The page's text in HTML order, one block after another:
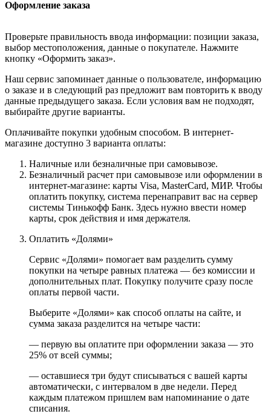
Оформление заказа
Проверьте правильность ввода информации: позиции заказа,
выбор местоположения, данные о покупателе. Нажмите
кнопку «Оформить заказ».
Наш сервис запоминает данные о пользователе, информацию
о заказе и в следующий раз предложит вам повторить к вводу
данные предыдущего заказа. Если условия вам не подходят,
выбирайте другие варианты.
Оплачивайте покупки удобным способом. В интернет-
магазине доступно 3 варианта оплаты:
Наличные или безналичные при самовывозе.
Безналичный расчет при самовывозе или оформлении в
интернет-магазине: карты Visa, MasterCard, МИР. Чтобы
оплатить покупку, система перенаправит вас на сервер
системы Тинькофф Банк. Здесь нужно ввести номер
карты, срок действия и имя держателя.
Оплатить «Долями»
Сервис «Долями» помогает вам разделить сумму
покупки на четыре равных платежа — без комиссии и
дополнительных плат. Покупку получите сразу после
оплаты первой части.
Выберите «Долями» как способ оплаты на сайте, и
сумма заказа разделится на четыре части:
— первую вы оплатите при оформлении заказа — это
25% от всей суммы;
— оставшиеся три будут списываться с вашей карты
автоматически, с интервалом в две недели. Перед
каждым платежом пришлем вам напоминание о дате
списания.